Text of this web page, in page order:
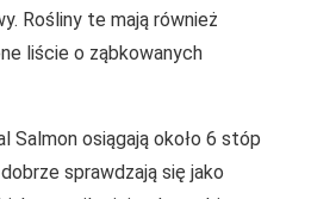
Rośliny te mają również
liście o ząbkowanych
Salmon osiągają około 6 stóp
sprawdzają się jako